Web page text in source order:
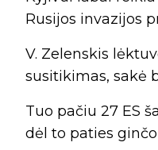
Rusijos invazijos
V. Zelenskis
susitikimas, sakė
Tuo pačiu 27 ES
dėl to paties